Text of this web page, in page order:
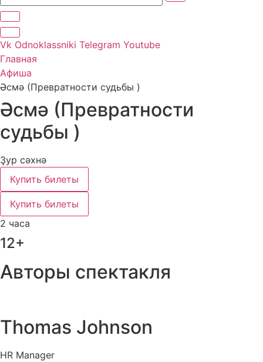
Vk Odnoklassniki Telegram Youtube
Главная
Афиша
Әсмә (Превратности судьбы )
Әсмә (Превратности
судьбы )
Ҙур сәхнә
Купить билеты
Купить билеты
2 часа
12+
Авторы спектакля
Thomas Johnson
HR Manager